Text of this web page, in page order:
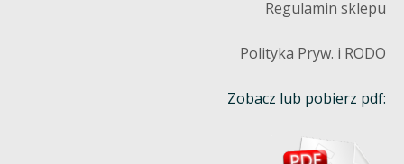
Regulamin sklepu
Polityka Pryw. i RODO
Zobacz lub pobierz pdf: